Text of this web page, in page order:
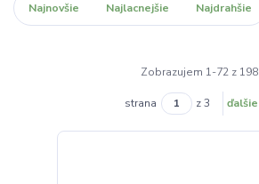
Najnovšie Najlacnejšie Najdrahšie
Zobrazujem 1-72 z 198
strana z 3 ďalšie